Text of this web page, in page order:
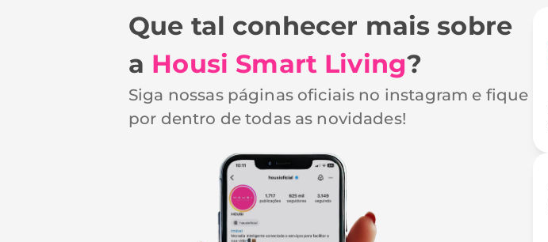
Que tal conhecer mais sobre
a Housi Smart Living?
Siga nossas páginas oficiais no instagram e fique
por dentro de todas as novidades!